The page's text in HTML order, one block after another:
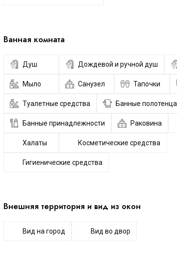
Ванная комната
Душ Дождевой и ручной душ
Мыло Санузел Тапочки
Туалетные средства Банные полотенца
Банные принадлежности Раковина
Халаты Косметические средства
Гигиенические средства
Внешняя территория и вид из окон
Вид на город Вид во двор